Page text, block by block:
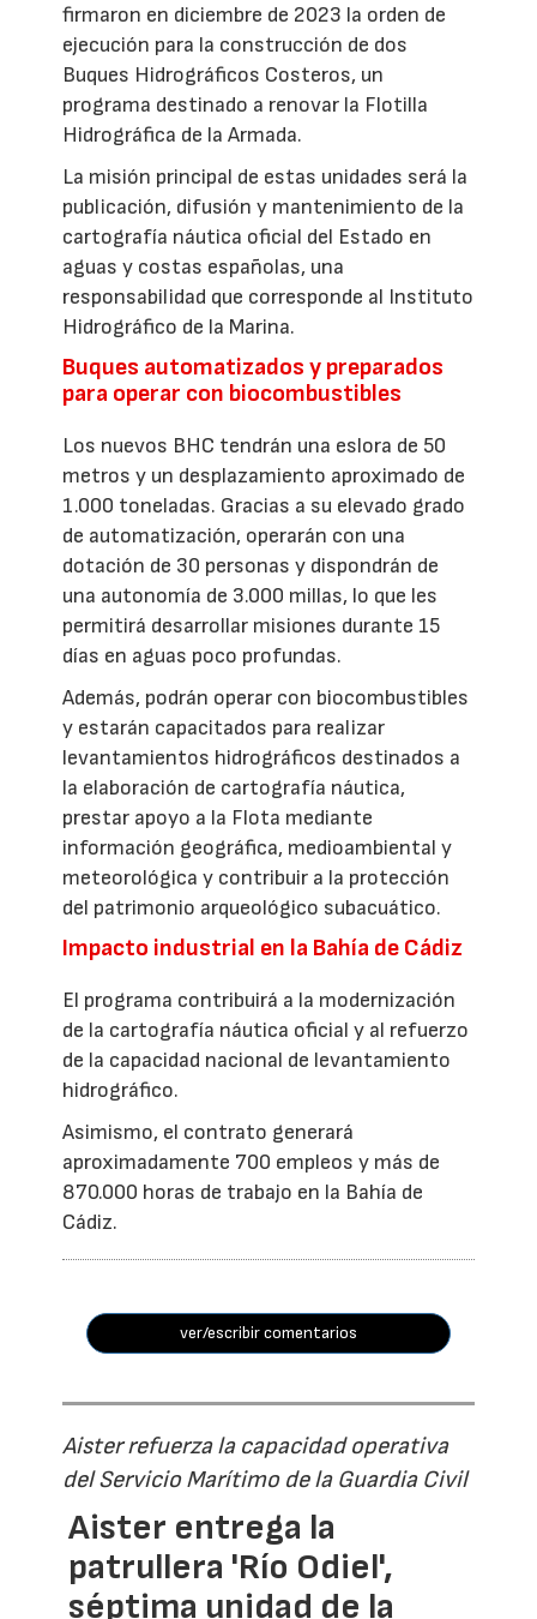
firmaron en diciembre de 2023 la orden de
ejecución para la construcción de dos
Buques Hidrográficos Costeros, un
programa destinado a renovar la Flotilla
Hidrográfica de la Armada.
La misión principal de estas unidades será la
publicación, difusión y mantenimiento de la
cartografía náutica oficial del Estado en
aguas y costas españolas, una
responsabilidad que corresponde al Instituto
Hidrográfico de la Marina.
Buques automatizados y preparados
para operar con biocombustibles
Los nuevos BHC tendrán una eslora de 50
metros y un desplazamiento aproximado de
1.000 toneladas. Gracias a su elevado grado
de automatización, operarán con una
dotación de 30 personas y dispondrán de
una autonomía de 3.000 millas, lo que les
permitirá desarrollar misiones durante 15
días en aguas poco profundas.
Además, podrán operar con biocombustibles
y estarán capacitados para realizar
levantamientos hidrográficos destinados a
la elaboración de cartografía náutica,
prestar apoyo a la Flota mediante
información geográfica, medioambiental y
meteorológica y contribuir a la protección
del patrimonio arqueológico subacuático.
Impacto industrial en la Bahía de Cádiz
El programa contribuirá a la modernización
de la cartografía náutica oficial y al refuerzo
de la capacidad nacional de levantamiento
hidrográfico.
Asimismo, el contrato generará
aproximadamente 700 empleos y más de
870.000 horas de trabajo en la Bahía de
Cádiz.
ver/escribir comentarios
Aister refuerza la capacidad operativa
del Servicio Marítimo de la Guardia Civil
Aister entrega la
patrullera 'Río Odiel',
séptima unidad de la